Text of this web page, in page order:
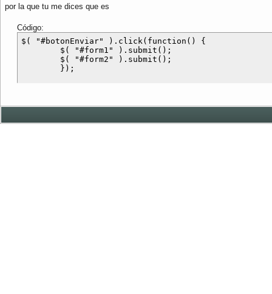
por la que tu me dices que es
Código:
$( "#botonEnviar" ).click(function() {
        $( "#form1" ).submit();
        $( "#form2" ).submit();